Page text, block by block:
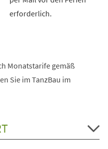
erforderlich.
Monatstarife gemäß
Sie im TanzBau im